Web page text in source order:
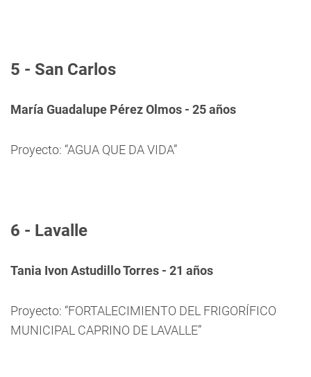
5 - San Carlos
María Guadalupe Pérez Olmos - 25 años
Proyecto: “AGUA QUE DA VIDA”
6 - Lavalle
Tania Ivon Astudillo Torres - 21 años
Proyecto: “FORTALECIMIENTO DEL FRIGORÍFICO
MUNICIPAL CAPRINO DE LAVALLE”